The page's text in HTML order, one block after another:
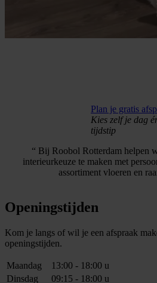
Plan je gratis
Kies zelf je dag
tijdstip
“ Bij Roobol Rotterdam helpen
interieurkeuze te maken met
assortiment vloeren en
Openingstijden
Kom je langs of wil je een afspraak
openingstijden.
Maandag
13:00 - 18:00 u
Dinsdag
09:15 - 18:00 u